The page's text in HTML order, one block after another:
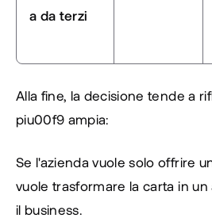
a da terzi
Alla fine, la decisione tende a
piu00f9 ampia:
Se l'azienda vuole solo offrire
vuole trasformare la carta in
il business.